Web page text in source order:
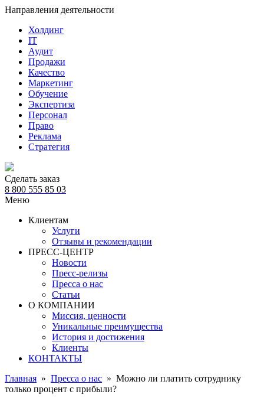
Направления деятельности
Холдинг
IT
Аудит
Продажи
Качество
Маркетинг
Обучение
Экспертиза
Персонал
Право
Реклама
Стратегия
Сделать заказ
8 800 555 85 03
Меню
Клиентам
Услуги
Отзывы и рекомендации
ПРЕСС-ЦЕНТР
Новости
Пресс-релизы
Пресса о нас
Статьи
О КОМПАНИИ
Миссия, ценности
Уникальные преимущества
История и достижения
Клиенты
КОНТАКТЫ
Главная » Пресса о нас » Можно ли платить сотруднику
только процент с прибыли?